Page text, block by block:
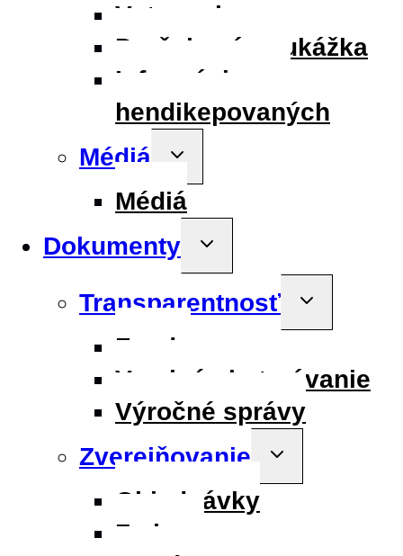
Vstupenky
Darčeková poukážka
Informácie pre
hendikepovaných
Médiá
Toggle
menu
Médiá
Dokumenty
Toggle
menu
Transparentnosť
Toggle
menu
Fondy
Verejné obstarávanie
Výročné správy
Zverejňovanie
Toggle
menu
Objednávky
Zmluvy